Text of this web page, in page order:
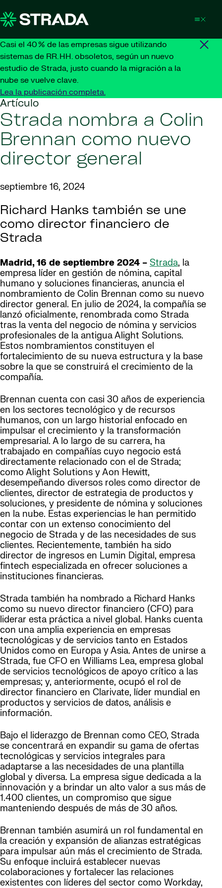
Casi el 40 % de las empresas sigue utilizando
sistemas de RR. HH. obsoletos, según un nuevo
estudio de Strada, justo cuando la migración a la
nube se vuelve clave.
Lea la publicación completa.
Artículo
Strada nombra a Colin
Brennan como nuevo
director general
septiembre 16, 2024
Richard Hanks también se une
como director financiero de
Strada
Madrid, 16 de septiembre 2024 – Strada, la
empresa líder en gestión de nómina, capital
humano y soluciones financieras, anuncia el
nombramiento de Colin Brennan como su nuevo
director general. En julio de 2024, la compañía se
lanzó oficialmente, renombrada como Strada
tras la venta del negocio de nómina y servicios
profesionales de la antigua Alight Solutions.
Estos nombramientos constituyen el
fortalecimiento de su nueva estructura y la base
sobre la que se construirá el crecimiento de la
compañía.
Brennan cuenta con casi 30 años de experiencia
en los sectores tecnológico y de recursos
humanos, con un largo historial enfocado en
impulsar el crecimiento y la transformación
empresarial. A lo largo de su carrera, ha
trabajado en compañías cuyo negocio está
directamente relacionado con el de Strada;
como Alight Solutions y Aon Hewitt,
desempeñando diversos roles como director de
clientes, director de estrategia de productos y
soluciones, y presidente de nómina y soluciones
en la nube. Estas experiencias le han permitido
contar con un extenso conocimiento del
negocio de Strada y de las necesidades de sus
clientes. Recientemente, también ha sido
director de ingresos en Lumin Digital, empresa
fintech especializada en ofrecer soluciones a
instituciones financieras.
Strada también ha nombrado a Richard Hanks
como su nuevo director financiero (CFO) para
liderar esta práctica a nivel global. Hanks cuenta
con una amplia experiencia en empresas
tecnológicas y de servicios tanto en Estados
Unidos como en Europa y Asia. Antes de unirse a
Strada, fue CFO en Williams Lea, empresa global
de servicios tecnológicos de apoyo crítico a las
empresas; y, anteriormente, ocupó el rol de
director financiero en Clarivate, líder mundial en
productos y servicios de datos, análisis e
información.
Bajo el liderazgo de Brennan como CEO, Strada
se concentrará en expandir su gama de ofertas
tecnológicas y servicios integrales para
adaptarse a las necesidades de una plantilla
global y diversa. La empresa sigue dedicada a la
innovación y a brindar un alto valor a sus más de
1.400 clientes, un compromiso que sigue
manteniendo después de más de 30 años.
Brennan también asumirá un rol fundamental en
la creación y expansión de alianzas estratégicas
para impulsar aún más el crecimiento de Strada.
Su enfoque incluirá establecer nuevas
colaboraciones y fortalecer las relaciones
existentes con líderes del sector como Workday,